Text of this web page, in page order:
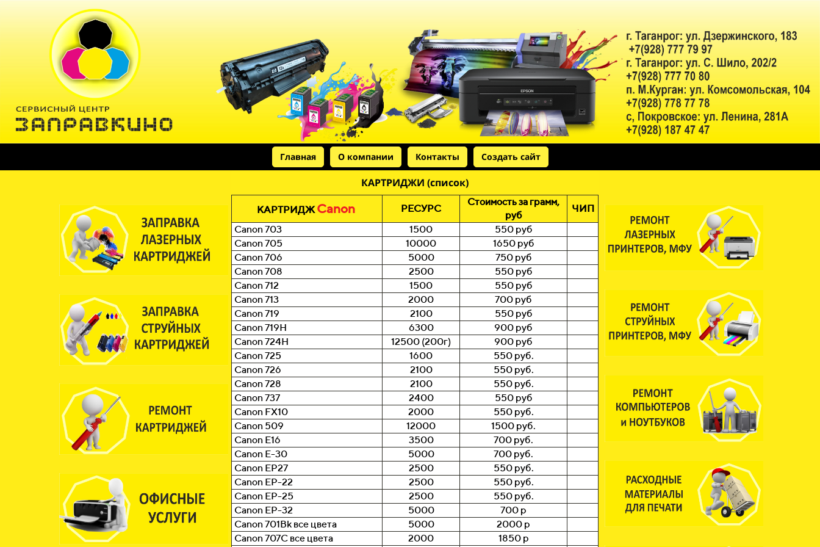
Главная О компании Контакты Создать сайт
КАРТРИДЖИ (список)
КАРТРИДЖCanon РЕСУРС
Стоимость за грамм,
руб
ЧИП
Canon 703
1500
550 руб
Canon 705
10000
1650 руб
Canon 706
5000
750 руб
Canon 708
2500
550 руб
Canon 712
1500
550 руб
Canon 713
2000
700 руб
Canon 719
2100
550 руб
Canon 719H
6300
900 руб
Canon 724H
12500 (200г)
900 руб
Canon 725
1600
550 руб.
Canon 726
2100
550 руб.
Canon 728
2100
550 руб.
Canon 737
2400
550 руб
Canon FX10
2000
550 руб.
Canon 509
12000
1500 руб.
Canon E16
3500
700 руб.
Canon E-30
5000
700 руб.
Canon EP27
2500
550 руб.
Canon EP-22
2500
550 руб.
Canon EP-25
2500
550 руб.
Canon EP-32
5000
700 р
Canon 701Bk все цвета
5000
2000 р
Canon 707C все цвета
2000
1850 р